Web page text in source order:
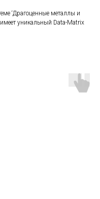
‘Драгоценные металлы и
уникальный Data-Matrix